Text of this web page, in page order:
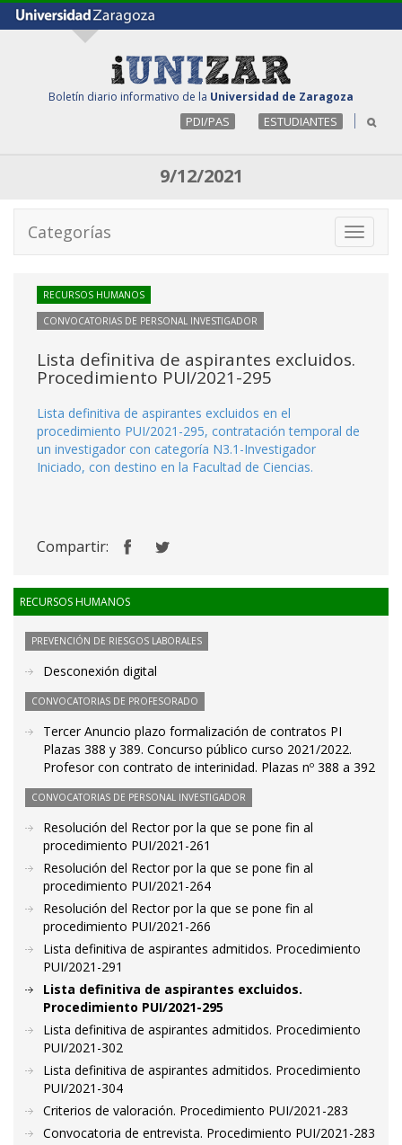
Boletín diario informativo de la Universidad de Zaragoza
PDI/PAS ESTUDIANTES
9/12/2021
Toggle
Categorías
RECURSOS HUMANOS
CONVOCATORIAS DE PERSONAL INVESTIGADOR
Lista definitiva de aspirantes excluidos.
Procedimiento PUI/2021-295
Lista definitiva de aspirantes excluidos en el
procedimiento PUI/2021-295, contratación temporal de
un investigador con categoría N3.1-Investigador
Iniciado, con destino en la Facultad de Ciencias.
Compartir:
RECURSOS HUMANOS
PREVENCIÓN DE RIESGOS LABORALES
Desconexión digital
CONVOCATORIAS DE PROFESORADO
Tercer Anuncio plazo formalización de contratos PI
Plazas 388 y 389. Concurso público curso 2021/2022.
Profesor con contrato de interinidad. Plazas nº 388 a 392
CONVOCATORIAS DE PERSONAL INVESTIGADOR
Resolución del Rector por la que se pone fin al
procedimiento PUI/2021-261
Resolución del Rector por la que se pone fin al
procedimiento PUI/2021-264
Resolución del Rector por la que se pone fin al
procedimiento PUI/2021-266
Lista definitiva de aspirantes admitidos. Procedimiento
PUI/2021-291
Lista definitiva de aspirantes excluidos.
Procedimiento PUI/2021-295
Lista definitiva de aspirantes admitidos. Procedimiento
PUI/2021-302
Lista definitiva de aspirantes admitidos. Procedimiento
PUI/2021-304
Criterios de valoración. Procedimiento PUI/2021-283
Convocatoria de entrevista. Procedimiento PUI/2021-283